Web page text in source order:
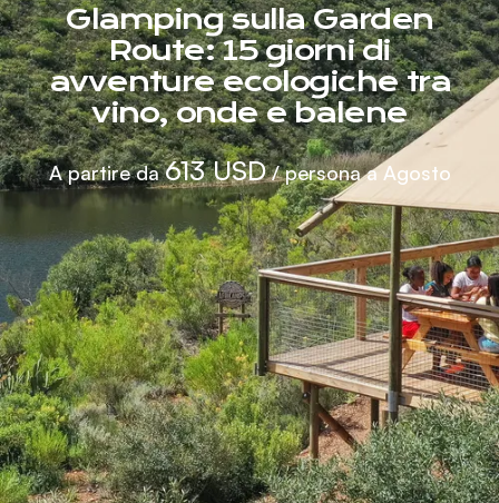
Glamping sulla Garden
Route: 15 giorni di
avventure ecologiche tra
vino, onde e balene
A partire da613 USD/ persona a Agosto